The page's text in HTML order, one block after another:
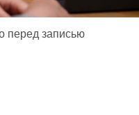
перед записью